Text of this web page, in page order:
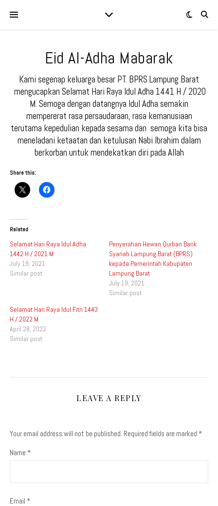
Eid Al-Adha Mabarak
Kami segenap keluarga besar PT. BPRS Lampung Barat
mengucapkan Selamat Hari Raya Idul Adha 1441 H / 2020
M. Semoga dengan datangnya Idul Adha semakin
mempererat rasa persaudaraan, rasa kemanusiaan
terutama kepedulian kepada sesama dan semoga kita bisa
meneladani ketaatan dan ketulusan Nabi Ibrahim dalam
berkorban untuk mendekatkan diri pada Allah
Share this:
Related
Selamat Hari Raya Idul Adha
1442 H / 2021 M
July 19, 2021
Similar post
Penyerahan Hewan Qurban Bank
Syariah Lampung Barat (BPRS)
kepada Pemerintah Kabupaten
Lampung Barat
July 19, 2021
Similar post
Selamat Hari Raya Idul Fitri 1443
H / 2022 M
April 28, 2022
Similar post
LEAVE A REPLY
Your email address will not be published. Required fields are marked *
Name *
Email *